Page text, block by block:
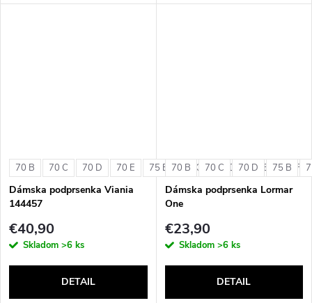
70 B 70 C 70 D 70 E 75 B 75 C 75 D 75 E 75 F
Dámska podprsenka Viania
144457
€40,90
Skladom >6 ks
DETAIL
70 B 70 C 70 D 75 B
Dámska podprsenka Lormar
One
€23,90
Skladom >6 ks
DETAIL